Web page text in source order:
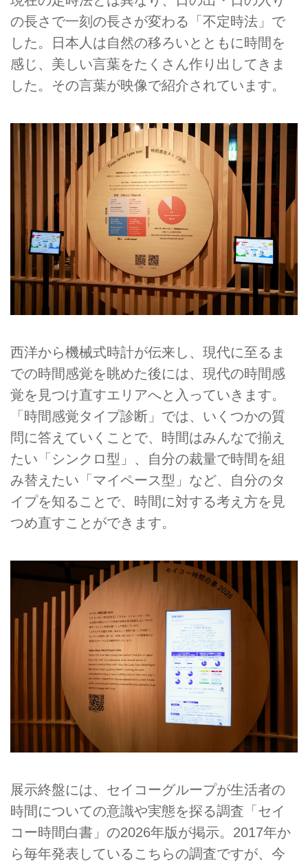
の長さで一刻の長さが変わる「不定時法」で
した。日本人は自然の移ろいとともに時間を
感じ、美しい言葉をたくさん作り出してきま
した。その言葉が映像で紹介されています。
西洋から機械式時計が伝来し、現代に至るま
での時間感覚を眺めた後には、現代の時間感
覚を見つけ直すエリアへと入っていきます。
「時間感覚タイプ診断」では、いくつかの質
問に答えていくことで、時間はみんなで揃え
たい「シンクロ型」、自分の裁量で時間を組
み替えたい「マイペース型」など、自分のタ
イプを知ることで、時間に対する考え方を見
つめ直すことができます。
展示終盤には、セイコーグループが生活者の
時間についての意識や実態を探る調査「セイ
コー時間白書」の2026年版が掲示。2017年か
ら毎年発表しているこちらの調査ですが、今